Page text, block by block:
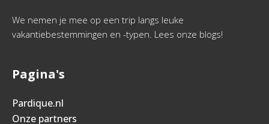
We nemen je mee op een trip langs leuke
vakantiebestemmingen en -typen. Lees onze blogs!
Pagina's
Pardique.nl
Onze partners